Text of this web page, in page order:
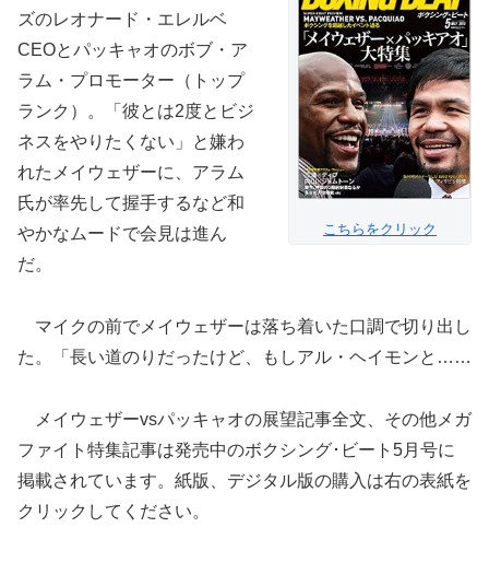
こちらをクリック
ズのレオナード・エレルベ
CEOとパッキャオのボブ・ア
ラム・プロモーター（トップ
ランク）。「彼とは2度とビジ
ネスをやりたくない」と嫌わ
れたメイウェザーに、アラム
氏が率先して握手するなど和
やかなムードで会見は進ん
だ。
マイクの前でメイウェザーは落ち着いた口調で切り出し
た。「長い道のりだったけど、もしアル・ヘイモンと……
メイウェザーvsパッキャオの展望記事全文、その他メガ
ファイト特集記事は発売中のボクシング･ビート5月号に
掲載されています。紙版、デジタル版の購入は右の表紙を
クリックしてください。